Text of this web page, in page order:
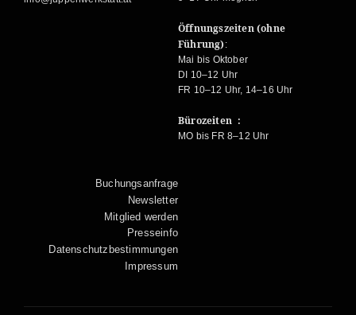
Öffnungszeiten (ohne
Führung) :
Mai bis Oktober
DI 10–12 Uhr
FR 10–12 Uhr, 14–16 Uhr
Bürozeiten :
MO bis FR 8–12 Uhr
Buchungsanfrage
Newsletter
Mitglied werden
Presseinfo
Datenschutzbestimmungen
Impressum